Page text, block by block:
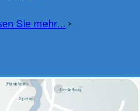
Sie mehr...